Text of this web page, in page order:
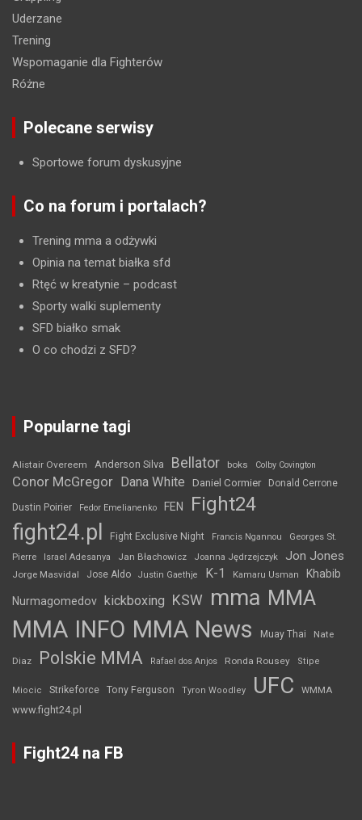
Uderzane
Trening
Wspomaganie dla Fighterów
Różne
Polecane serwisy
Sportowe forum dyskusyjne
Co na forum i portalach?
Trening mma a odżywki
Opinia na temat białka sfd
Rtęć w kreatynie – podcast
Sporty walki suplementy
SFD białko smak
O co chodzi z SFD?
Popularne tagi
Alistair Overeem Anderson Silva Bellator boks Colby Covington
Conor McGregor Dana White Daniel Cormier Donald Cerrone
Dustin Poirier Fedor Emelianenko FEN Fight24
fight24.pl Fight Exclusive Night Francis Ngannou
Georges St.
Pierre
Israel Adesanya Jan Błachowicz Joanna Jędrzejczyk Jon Jones
Jorge Masvidal Jose Aldo Justin Gaethje K-1 Kamaru Usman Khabib
Nurmagomedov kickboxing KSW mma MMA
MMA INFO MMA News Muay Thai Nate
Diaz Polskie MMA Rafael dos Anjos Ronda Rousey Stipe
Miocic Strikeforce Tony Ferguson Tyron Woodley UFC WMMA
www.fight24.pl
Fight24 na FB